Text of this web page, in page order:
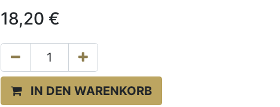
18,20 €
IN DEN WARENKORB